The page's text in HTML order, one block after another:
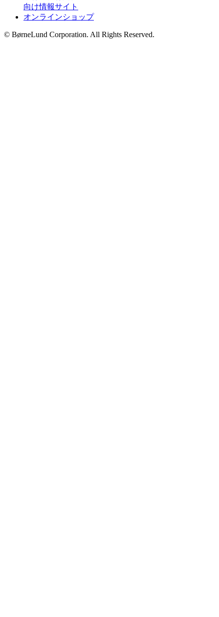
向け情報サイト
オンラインショップ
© BørneLund Corporation. All Rights Reserved.